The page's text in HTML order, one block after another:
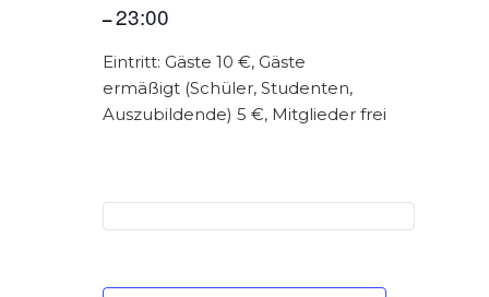
–23:00
Eintritt: Gäste 10 €, Gäste
ermäßigt (Schüler, Studenten,
Auszubildende) 5 €, Mitglieder frei